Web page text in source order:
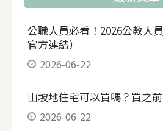
公職人員必看！2026公教人
官方連結）
2026-06-22
山坡地住宅可以買嗎？買之
2026-06-22